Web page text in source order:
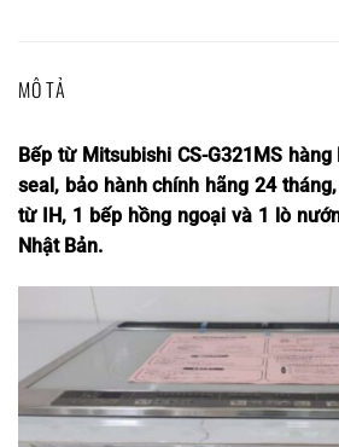
MÔ TẢ
Bếp từ Mitsubishi CS-G321MS
seal, bảo hành chính hãng 24
từ IH, 1 bếp hồng ngoại và 1 lò
Nhật Bản.